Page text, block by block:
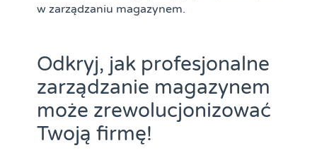
w zarządzaniu magazynem.
Odkryj, jak profesjonalne
zarządzanie magazynem
może zrewolucjonizować
Twoją firmę!